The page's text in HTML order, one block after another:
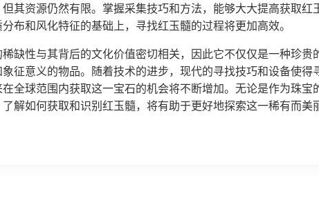
其资源仍然有限。掌握采集技巧和方法，能够大大提高获取红
布和风化特征的基础上，寻找红玉髓的过程将更加高效。
缺性与其背后的文化价值密切相关，因此它不仅仅是一种珍贵
征意义的物品。随着技术的进步，现代的寻找技巧和设备使得
全球范围内获取这一宝石的机会将不断增加。无论是作为珠宝
解如何获取和识别红玉髓，将有助于更好地探索这一稀有而美